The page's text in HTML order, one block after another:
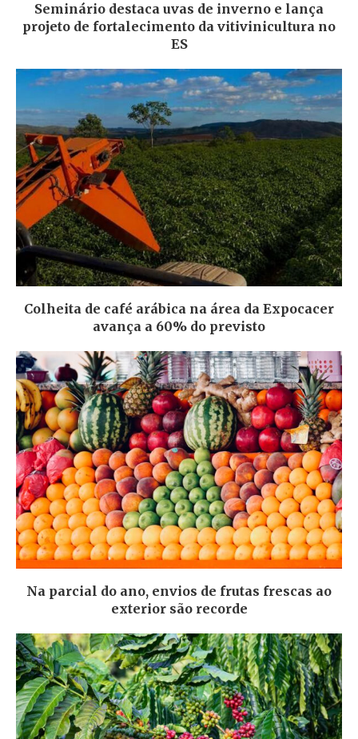
Seminário destaca uvas de inverno e lança
projeto de fortalecimento da vitivinicultura no
ES
Colheita de café arábica na área da Expocacer
avança a 60% do previsto
Na parcial do ano, envios de frutas frescas ao
exterior são recorde